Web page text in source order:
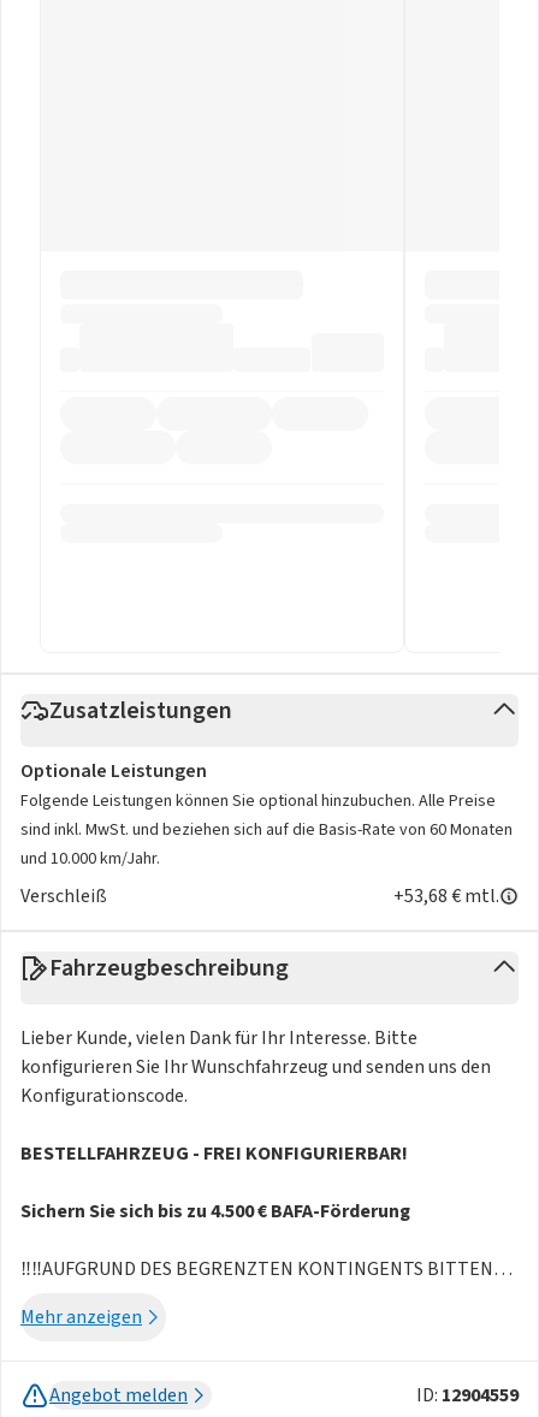
Zusatzleistungen
Optionale Leistungen
Folgende Leistungen können Sie optional hinzubuchen. Alle Preise
sind inkl. MwSt. und beziehen sich auf die Basis-Rate von 60 Monaten
und 10.000 km/Jahr.
Verschleiß +53,68 € mtl.
Fahrzeugbeschreibung
Lieber Kunde, vielen Dank für Ihr Interesse. Bitte
konfigurieren Sie Ihr Wunschfahrzeug und senden uns den
Konfigurationscode.
BESTELLFAHRZEUG - FREI KONFIGURIERBAR!
Sichern Sie sich bis zu 4.500 € BAFA-Förderung
‼️‼️AUFGRUND DES BEGRENZTEN KONTINGENTS BITTEN
ZU STARTEN ‼️‼️
Mehr anzeigen
Angebot melden ID: 12904559